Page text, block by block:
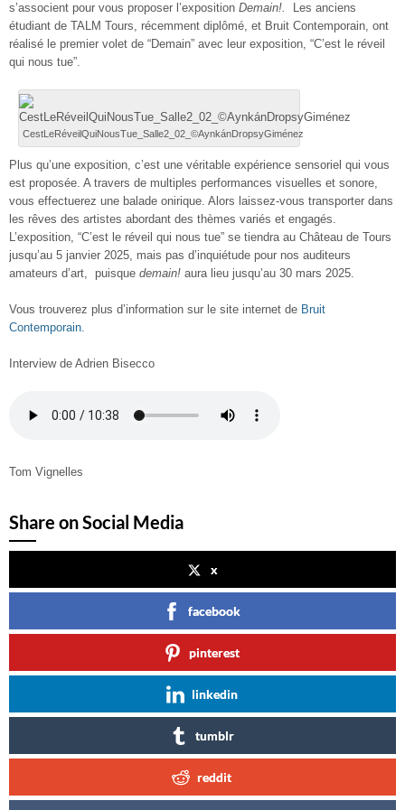
s’associent pour vous proposer l’exposition Demain!.
Les anciens
étudiant de TALM Tours, récemment diplômé, et Bruit Contemporain, ont
réalisé le premier volet de “Demain” avec leur exposition, “C’est le réveil
qui nous tue”.
CestLeRéveilQuiNousTue_Salle2_02_©AynkánDropsyGiménez
Plus qu’une exposition, c’est une véritable expérience sensoriel qui vous
est proposée. A travers de multiples performances visuelles et sonore,
vous effectuerez une balade onirique. Alors laissez-vous transporter dans
les rêves des artistes abordant des thèmes variés et engagés.
L’exposition, “C’est le réveil qui nous tue” se tiendra au Château de Tours
jusqu’au 5 janvier 2025, mais pas d’inquiétude pour nos auditeurs
amateurs d’art, puisque demain! aura lieu jusqu’au 30 mars 2025.
Vous trouverez plus d’information sur le site internet de Bruit
Contemporain.
Interview de Adrien Bisecco
Tom Vignelles
Share on Social Media
x
facebook
pinterest
linkedin
tumblr
reddit